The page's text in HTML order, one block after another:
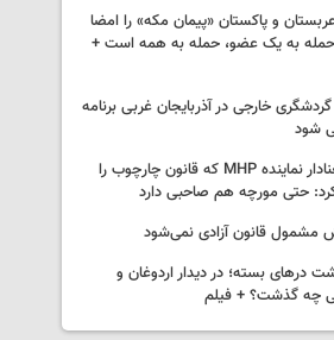
و پاکستان «پیمان مکه» را امضا
حمله به یک عضو، حمله به همه است +
خارجی در آذربایجان غربی برنامه
شود
پیام معنادار نماینده MHP که قانون چارچوب را
حتی مورچه هم صاحبی دارد
مشمول قانون آزادی نمی‌شود
درهای بسته؛ در دیدار اردوغان و
چه گذشت؟ + فیلم